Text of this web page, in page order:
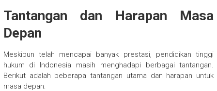
Tantangan dan Harapan Masa
Depan
Meskipun telah mencapai banyak prestasi, pendidikan tinggi
hukum di Indonesia masih menghadapi berbagai tantangan.
Berikut adalah beberapa tantangan utama dan harapan untuk
masa depan: